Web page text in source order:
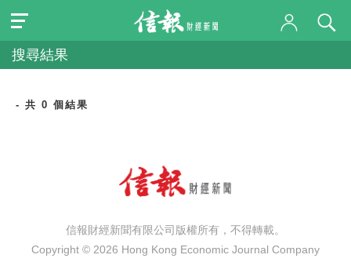
搜尋結果
- 共 0 個結果
信報財經新聞有限公司版權所有，不得轉載。
Copyright © 2026 Hong Kong Economic Journal Company